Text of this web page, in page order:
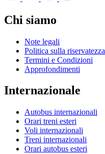
Chi siamo
Note legali
Politica sulla riservatezza
Termini e Condizioni
Approfondimenti
Internazionale
Autobus internazionali
Orari treni esteri
Voli internazionali
Treni internazionali
Orari autobus esteri